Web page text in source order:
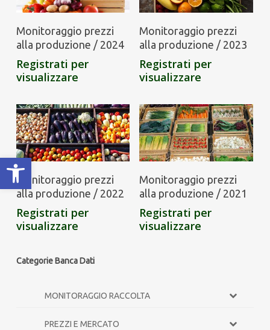
Apri la barra degli strumenti
Monitoraggio prezzi
alla produzione / 2024
Registrati per
visualizzare
Monitoraggio prezzi
alla produzione / 2023
Registrati per
visualizzare
Monitoraggio prezzi
alla produzione / 2022
Registrati per
visualizzare
Monitoraggio prezzi
alla produzione / 2021
Registrati per
visualizzare
Categorie Banca Dati
MONITORAGGIO RACCOLTA
PREZZI E MERCATO